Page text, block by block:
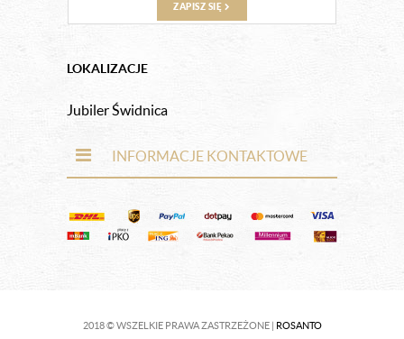
ZAPISZ SIĘ
LOKALIZACJE
Jubiler Świdnica
INFORMACJE KONTAKTOWE
2018 © WSZELKIE PRAWA ZASTRZEŻONE | ROSANTO